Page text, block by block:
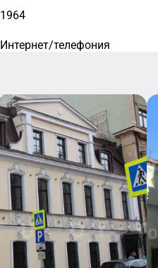
1964
Интернет/телефония